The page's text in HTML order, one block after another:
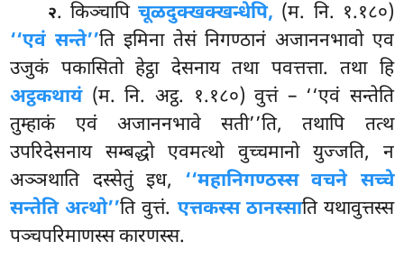
२. किञ्चापिचूळदुक्खक्खन्धेपि, (म. नि. १.१८०)
‘‘एवं सन्ते’’ति इमिना तेसं निगण्ठानं अजाननभावो एव
उजुकं पकासितो हेट्ठा देसनाय तथा पवत्तत्ता. तथा हि
अट्ठकथायं(म. नि. अट्ठ. १.१८०) वुत्तं – ‘‘एवं सन्तेति
तुम्हाकं एवं अजाननभावे सती’’ति, तथापि तत्थ
उपरिदेसनाय सम्बद्धो एवमत्थो वुच्चमानो युज्जति, न
अञ्ञथाति दस्सेतुं इध, ‘‘महानिगण्ठस्स वचने सच्चे
सन्तेति अत्थो’’ति वुत्तं. एत्तकस्स ठानस्साति यथावुत्तस्स
पञ्चपरिमाणस्स कारणस्स.